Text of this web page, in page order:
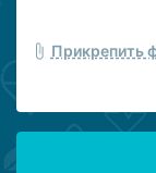
Прикрепить